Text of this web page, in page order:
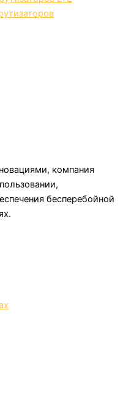
компания
бесперебойной